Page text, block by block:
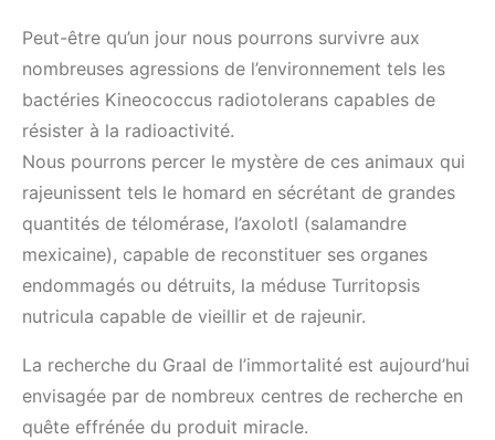
Peut-être qu’un jour nous pourrons survivre aux
nombreuses agressions de l’environnement tels les
bactéries Kineococcus radiotolerans capables de
résister à la radioactivité.
Nous pourrons percer le mystère de ces animaux qui
rajeunissent tels le homard en sécrétant de grandes
quantités de télomérase, l’axolotl (salamandre
mexicaine), capable de reconstituer ses organes
endommagés ou détruits, la méduse Turritopsis
nutricula capable de vieillir et de rajeunir.
La recherche du Graal de l’immortalité est aujourd’hui
envisagée par de nombreux centres de recherche en
quête effrénée du produit miracle.